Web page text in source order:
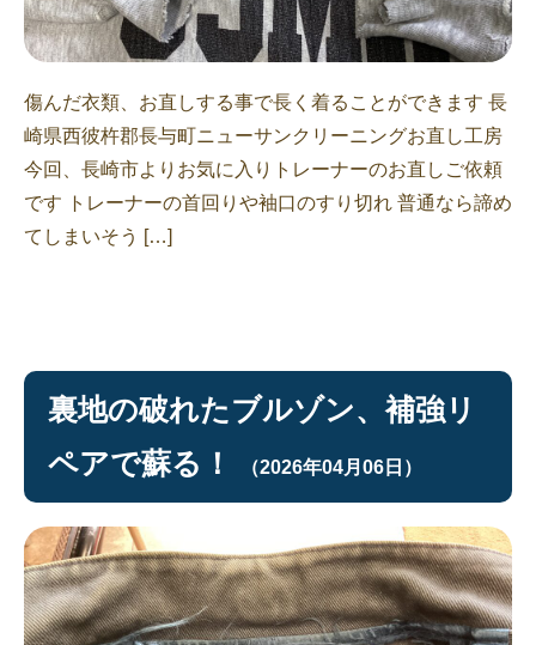
傷んだ衣類、お直しする事で長く着ることができます 長
崎県西彼杵郡長与町ニューサンクリーニングお直し工房
今回、長崎市よりお気に入りトレーナーのお直しご依頼
です トレーナーの首回りや袖口のすり切れ 普通なら諦め
てしまいそう […]
裏地の破れたブルゾン、補強リ
ペアで蘇る！
（2026年04月06日）